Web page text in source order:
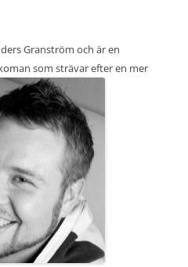
Granström och är en
som strävar efter en mer